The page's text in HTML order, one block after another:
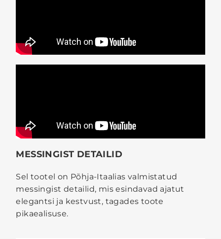
MESSINGIST DETAILID
Sel tootel on Põhja-Itaalias valmistatud
messingist detailid, mis esindavad ajatut
elegantsi ja kestvust, tagades toote
pikaealisuse.